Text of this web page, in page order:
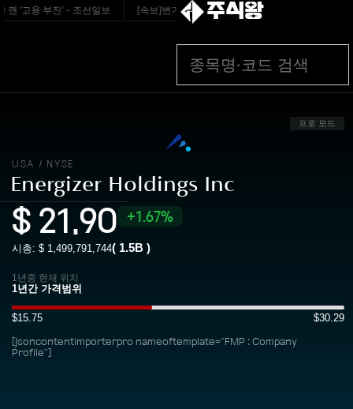
고용 부진’ - 조선일보 [속보]변기 고쳐주던 70대 집주인 찌른 30대女 검거 -
주식왕
프로 모드
USA / NYSE
Energizer Holdings Inc
$ 21.90 1.67%
시총: $ 1,499,791,744( 1.5B )
1년중 현재 위치
$15.75 $30.29
[jsoncontentimporterpro nameoftemplate="FMP : Company
Profile"]